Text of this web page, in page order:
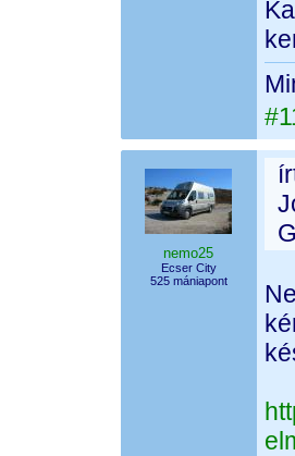
nemo25
Ecser City
525 mániapont